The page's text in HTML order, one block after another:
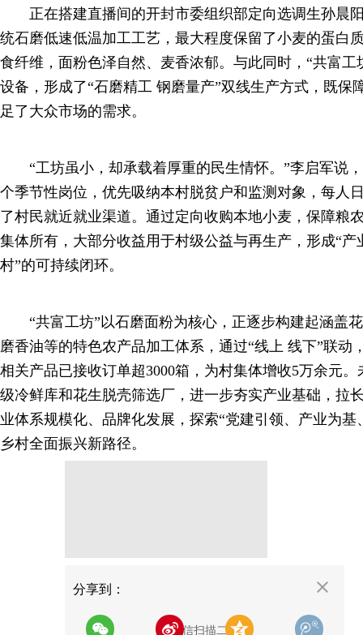
正在搭建直播间的开封市委组织部定向选调生孙晨阳
统石磨低速低温加工工艺，最大程度保留了小麦的蛋白
食纤维，面粉色泽自然、麦香浓郁。与此同时，“共富工
设备，形成了“石磨精工 钢磨量产”双线生产方式，既保
足了大众市场的需求。
“工坊虽小，却承载着厚重的民生情怀。”李启军说，
个季节性岗位，优先吸纳本村脱贫户和监测对象，每人
了村民就近就业渠道。通过定向收购本地小麦，保障粮
集体所有，大部分收益用于村级公益与再生产，形成“
村”的可持续闭环。
“共富工坊”以石磨面粉为核心，正逐步构建起涵盖
磨香油等的特色农产品加工体系，通过“线上 线下”联动
相关产品已接收订单超3000箱，为村集体增收5万余元
级冷鲜库和花生脱壳筛选厂，进一步夯实产业基础，拉
业体系规模化、品牌化发展，探索“党建引领、产业为基
乡村全面振兴新路径。
分享到：
用微信扫描二维码